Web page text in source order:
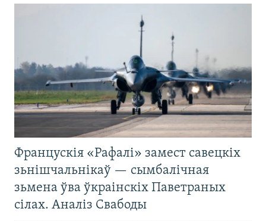
Францускія «Рафалі» замест савецкіх
зьнішчальнікаў — сымбалічная
зьмена ўва ўкраінскіх Паветраных
сілах. Аналіз Свабоды